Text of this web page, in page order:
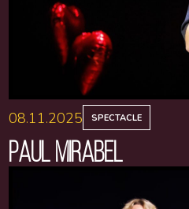
08.11.2025 SPECTACLE
PAUL MIRABEL